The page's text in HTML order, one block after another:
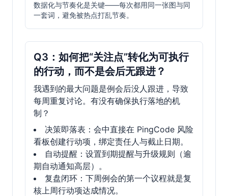
数据化与节奏化是关键——每次都用同一张图与同
一套词，避免被热点打乱节奏。
Q3：如何把“关注点”转化为可执行
的行动，而不是会后无跟进？
我遇到的最大问题是例会后没人跟进，导致
每周重复讨论。有没有确保执行落地的机
制？
决策即落表：会中直接在 PingCode 风险
看板创建行动项，绑定责任人与截止日期。
自动提醒：设置到期提醒与升级规则（逾
期自动通知高层）。
复盘闭环：下周例会的第一个议程就是复
核上周行动项达成情况。